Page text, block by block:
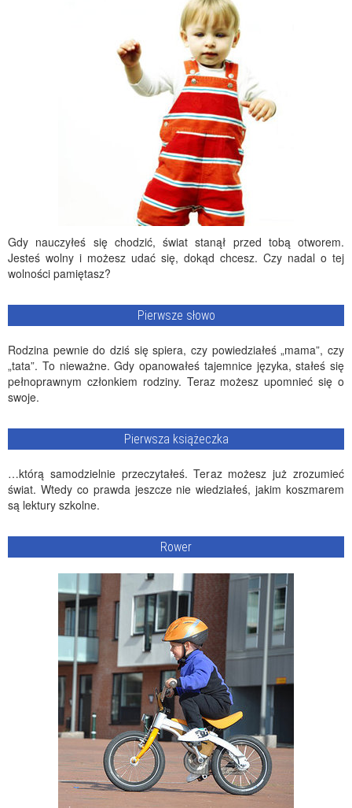
Gdy nauczyłeś się chodzić, świat stanął przed tobą otworem.
Jesteś wolny i możesz udać się, dokąd chcesz. Czy nadal o tej
wolności pamiętasz?
Pierwsze słowo
Rodzina pewnie do dziś się spiera, czy powiedziałeś „mama”, czy
„tata”. To nieważne. Gdy opanowałeś tajemnice języka, stałeś się
pełnoprawnym członkiem rodziny. Teraz możesz upomnieć się o
swoje.
Pierwsza książeczka
…którą samodzielnie przeczytałeś. Teraz możesz już zrozumieć
świat. Wtedy co prawda jeszcze nie wiedziałeś, jakim koszmarem
są lektury szkolne.
Rower